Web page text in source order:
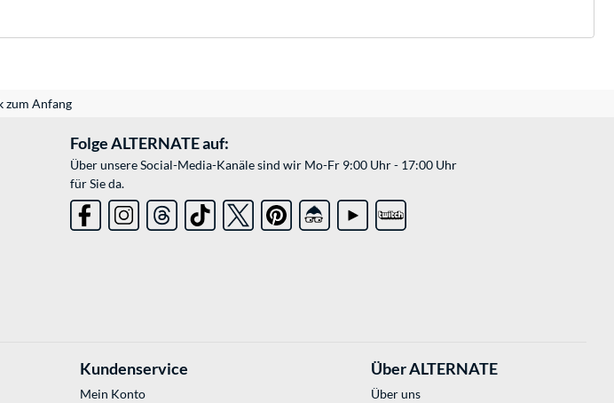
zum Anfang
Folge ALTERNATE auf:
Über unsere Social-Media-Kanäle sind wir Mo-Fr 9:00 Uhr - 17:00 Uhr
für Sie da.
Kundenservice
Mein Konto
Über ALTERNATE
Über uns